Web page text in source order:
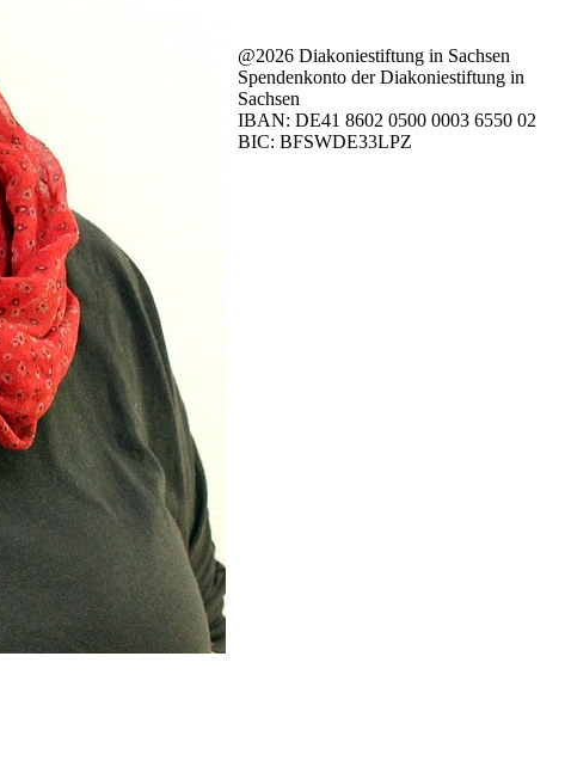
@2026 Diakoniestiftung in Sachsen
Spendenkonto der Diakoniestiftung in
Sachsen
IBAN: DE41 8602 0500 0003 6550 02
BIC: BFSWDE33LPZ